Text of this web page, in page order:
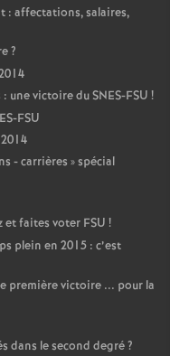
: affectations, salaires,
?
une victoire du SNES-FSU !
FSU
- carrières » spécial
et faites voter FSU !
plein en 2015 : c’est
première victoire ... pour la
dans le second degré?